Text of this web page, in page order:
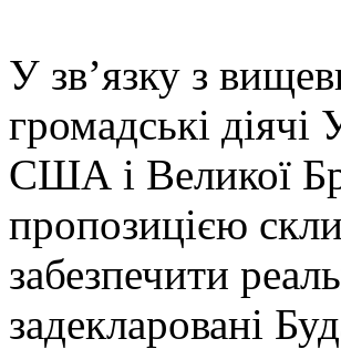
У зв’язку з
громадські діячі
США і Великої
пропозицією
забезпечити
задекларовані